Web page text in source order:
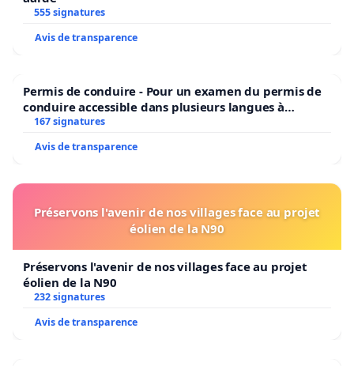
555 signatures
Avis de transparence
Permis de conduire - Pour un examen du permis de
conduire accessible dans plusieurs langues à
Bruxelles
167 signatures
Avis de transparence
Préservons l'avenir de nos villages face au projet
éolien de la N90
Préservons l'avenir de nos villages face au projet
éolien de la N90
232 signatures
Avis de transparence